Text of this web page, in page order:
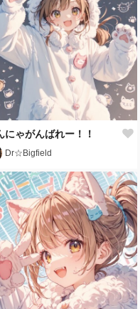
にゃがんばれー！！
Dr☆Bigfield